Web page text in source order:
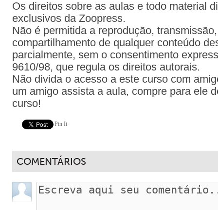
Os direitos sobre as aulas e todo material
exclusivos da Zoopress.
Não é permitida a reprodução,
compartilhamento de qualquer conteúdo
parcialmente, sem o consentimento
9610/98, que regula os direitos autorais.
Não divida o acesso a este curso com
um amigo assista a aula, compre para ele
curso!
Pin It
COMENTÁRIOS